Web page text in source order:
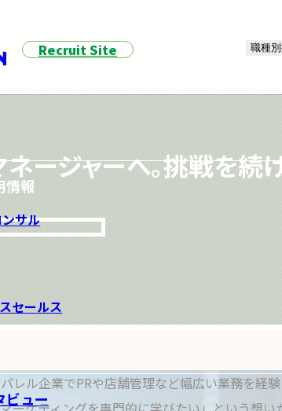
Recruit Site 職種
情報
サル
セールス
ビュー
ネージャーへ。挑戦を続
でマネージャーへと昇格
レル企業でPRや店舗管理など幅広い業務を経